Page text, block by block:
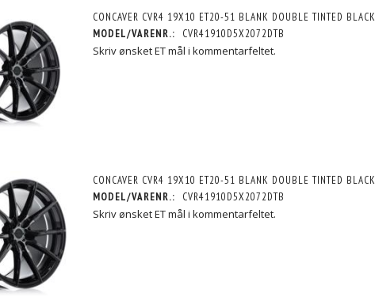
CONCAVER CVR4 19X10 ET20-51 BLANK DOUBLE TINTED BLACK
MODEL/VARENR.:
CVR41910D5X2072DTB
Skriv ønsket ET mål i kommentarfeltet.
CONCAVER CVR4 19X10 ET20-51 BLANK DOUBLE TINTED BLACK
MODEL/VARENR.:
CVR41910D5X2072DTB
Skriv ønsket ET mål i kommentarfeltet.